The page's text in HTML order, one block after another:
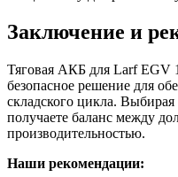
Заключение и
Тяговая АКБ для Larf EGV
безопасное решение для
складского цикла.
получаете баланс между
производительностью.
Наши рекомендации: